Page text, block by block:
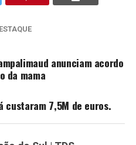
anunciam acordo
da mama
custaram 7,5M de euros.